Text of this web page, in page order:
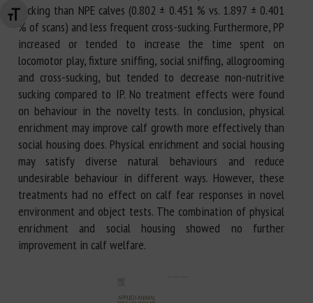
Changer la taille de la police
sucking than NPE calves (0.802 ± 0.451 % vs. 1.897 ± 0.401
% of scans) and less frequent cross-sucking. Furthermore, PP
increased or tended to increase the time spent on
locomotor play, fixture sniffing, social sniffing, allogrooming
and cross-sucking, but tended to decrease non-nutritive
sucking compared to IP. No treatment effects were found
on behaviour in the novelty tests. In conclusion, physical
enrichment may improve calf growth more effectively than
social housing does. Physical enrichment and social housing
may satisfy diverse natural behaviours and reduce
undesirable behaviour in different ways. However, these
treatments had no effect on calf fear responses in novel
environment and object tests. The combination of physical
enrichment and social housing showed no further
improvement in calf welfare.